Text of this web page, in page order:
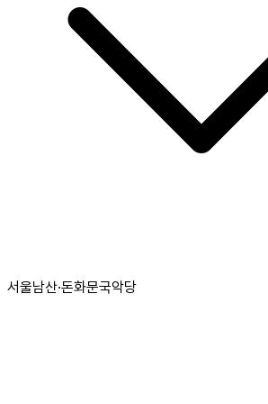
서울남산·돈화문국악당